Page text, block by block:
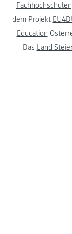
dem Projekt
Education
Das Land